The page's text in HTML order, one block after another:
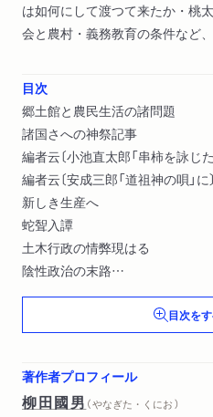
は如何にして渡つて来たか・桃
会と農村・義務教育の条件など
目次
郷土館と農民生活の諸問題
諸国さへの神祭記事
編者云〔小池直太郎「串柿を詠じた
編者云〔安成三郎「道祖神の唄」に〕
新しき生産へ
蛇聟入譚
土木行政の情弊現はる
陰性政治の末路
婦人運動の一転回期
田中外交と弊原外交〔ほか〕目次を
著作者プロフィール
柳田國男 （ やなぎた・くにお ）